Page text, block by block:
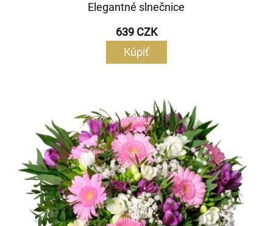
Elegantné slnečnice
639 CZK
Kúpiť